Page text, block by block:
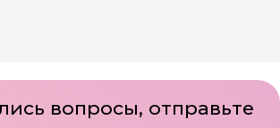
вопросы, отправьте